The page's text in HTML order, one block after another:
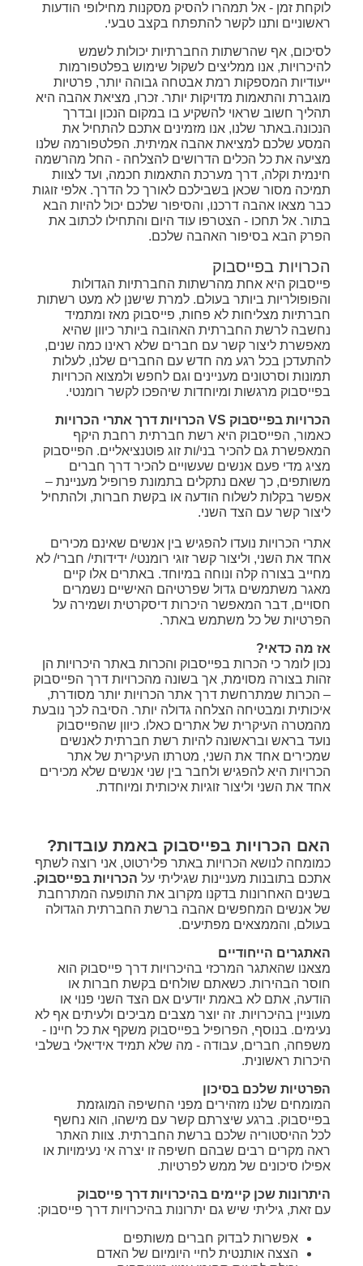
לוקחת זמן - אל תמהרו להסיק מסקנות מחילופי הודעות
ראשוניים ותנו לקשר להתפתח בקצב טבעי.
לסיכום, אף שהרשתות החברתיות יכולות לשמש
להיכרויות, אנו ממליצים לשקול שימוש בפלטפורמות
ייעודיות המספקות רמת אבטחה גבוהה יותר, פרטיות
מוגברת והתאמות מדויקות יותר. זכרו, מציאת אהבה היא
תהליך חשוב שראוי להשקיע בו במקום הנכון ובדרך
הנכונה.באתר שלנו, אנו מזמינים אתכם להתחיל את
המסע שלכם למציאת אהבה אמיתית. הפלטפורמה שלנו
מציעה את כל הכלים הדרושים להצלחה - החל מהרשמה
חינמית וקלה, דרך מערכת התאמות חכמה, ועד לצוות
תמיכה מסור שכאן בשבילכם לאורך כל הדרך. אלפי זוגות
כבר מצאו אהבה דרכנו, והסיפור שלכם יכול להיות הבא
בתור. אל תחכו - הצטרפו עוד היום והתחילו לכתוב את
הפרק הבא בסיפור האהבה שלכם.
הכרויות בפייסבוק
פייסבוק היא אחת מהרשתות החברתיות הגדולות
והפופולריות ביותר בעולם. למרת שישנן לא מעט רשתות
חברתיות מצליחות לא פחות, פייסבוק מאז ומתמיד
נחשבה לרשת החברתית האהובה ביותר כיוון שהיא
מאפשרת ליצור קשר עם חברים שלא ראינו כמה שנים,
להתעדכן בכל רגע מה חדש עם החברים שלנו, לעלות
תמונות וסרטונים מעניינים וגם לחפש ולמצוא הכרויות
בפייסבוק מרגשות ומיוחדות שיהפכו לקשר רומנטי.
הכרויות בפייסבוק VS הכרויות דרך אתרי הכרויות
כאמור, הפייסבוק היא רשת חברתית רחבת היקף
המאפשרת גם להכיר בני/ות זוג פוטנציאליים. הפייסבוק
מציג מדי פעם אנשים שעשויים להכיר דרך חברים
משותפים, כך שאם נתקלים בתמונת פרופיל מעניינת –
אפשר בקלות לשלוח הודעה או בקשת חברות, ולהתחיל
ליצור קשר עם הצד השני.
אתרי הכרויות נועדו להפגיש בין אנשים שאינם מכירים
אחד את השני, וליצור קשר זוגי רומנטי/ ידידותי/ חברי/ לא
מחייב בצורה קלה ונוחה במיוחד. באתרים אלו קיים
מאגר משתמשים גדול שפרטיהם האישיים נשמרים
חסויים, דבר המאפשר היכרות דיסקרטית ושמירה על
הפרטיות של כל משתמש באתר.
אז מה כדאי?
נכון לומר כי הכרות בפייסבוק והכרות באתר היכרויות הן
זהות בצורה מסוימת, אך בשונה מהכרויות דרך הפייסבוק
– הכרות שמתרחשת דרך אתר הכרויות יותר מסודרת,
איכותית ומבטיחה הצלחה גדולה יותר. הסיבה לכך נובעת
מהמטרה העיקרית של אתרים כאלו. כיוון שהפייסבוק
נועד בראש ובראשונה להיות רשת חברתית לאנשים
שמכירים אחד את השני, מטרתו העיקרית של אתר
הכרויות היא להפגיש ולחבר בין שני אנשים שלא מכירים
אחד את השני וליצור זוגיות איכותית ומיוחדת.
האם הכרויות בפייסבוק באמת עובדות?
כמומחה לנושא הכרויות באתר פלירטוט, אני רוצה לשתף
אתכם בתובנות מעניינות שגיליתי על הכרויות בפייסבוק.
בשנים האחרונות בדקנו מקרוב את התופעה המתרחבת
של אנשים המחפשים אהבה ברשת החברתית הגדולה
בעולם, והממצאים מפתיעים.
האתגרים הייחודיים
מצאנו שהאתגר המרכזי בהיכרויות דרך פייסבוק הוא
חוסר הבהירות. כשאתם שולחים בקשת חברות או
הודעה, אתם לא באמת יודעים אם הצד השני פנוי או
מעוניין בהיכרויות. זה יוצר מצבים מביכים ולעיתים אף לא
נעימים. בנוסף, הפרופיל בפייסבוק משקף את כל חיינו -
משפחה, חברים, עבודה - מה שלא תמיד אידיאלי בשלבי
היכרות ראשונית.
הפרטיות שלכם בסיכון
המומחים שלנו מזהירים מפני החשיפה המוגזמת
בפייסבוק. ברגע שיצרתם קשר עם מישהו, הוא נחשף
לכל ההיסטוריה שלכם ברשת החברתית. צוות האתר
ראה מקרים רבים שבהם חשיפה זו יצרה אי נעימויות או
אפילו סיכונים של ממש לפרטיות.
היתרונות שכן קיימים בהיכרויות דרך פייסבוק
עם זאת, גיליתי שיש גם יתרונות בהיכרויות דרך פייסבוק:
אפשרות לבדוק חברים משותפים
הצצה אותנטית לחיי היומיום של האדם